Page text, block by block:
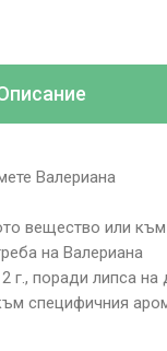
Валериана
вещество или
на Валериана
поради липса
специфичния